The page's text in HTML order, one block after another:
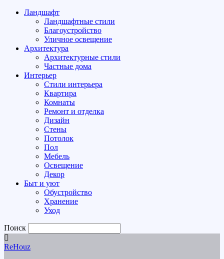
Ландшафт
Ландшафтные стили
Благоустройство
Уличное освещение
Архитектура
Архитектурные стили
Частные дома
Интерьер
Стили интерьера
Квартира
Комнаты
Ремонт и отделка
Дизайн
Стены
Потолок
Пол
Мебель
Освещение
Декор
Быт и уют
Обустройство
Хранение
Уход
Поиск
ReHouz